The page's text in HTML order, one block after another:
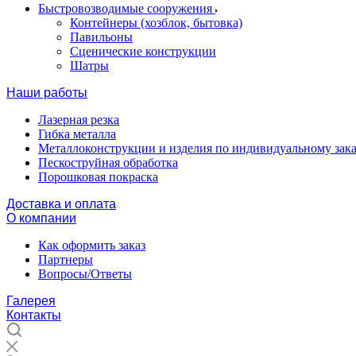
Быстровозводимые сооружения
Контейнеры (хозблок, бытовка)
Павильоны
Сценические конструкции
Шатры
Наши работы
Лазерная резка
Гибка металла
Металлоконструкции и изделия по индивидуальному
Пескоструйная обработка
Порошковая покраска
Доставка и оплата
О компании
Как оформить заказ
Партнеры
Вопросы/Ответы
Галерея
Контакты